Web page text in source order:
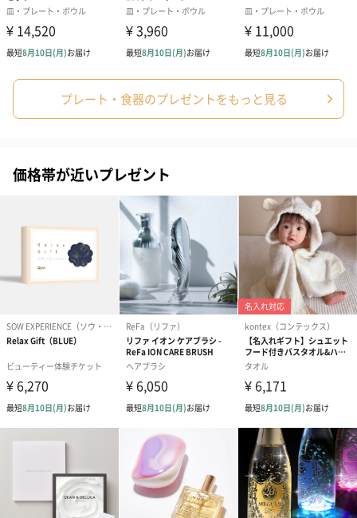
プレート・食器のプレゼントをもっと見る
価格帯が近いプレゼント